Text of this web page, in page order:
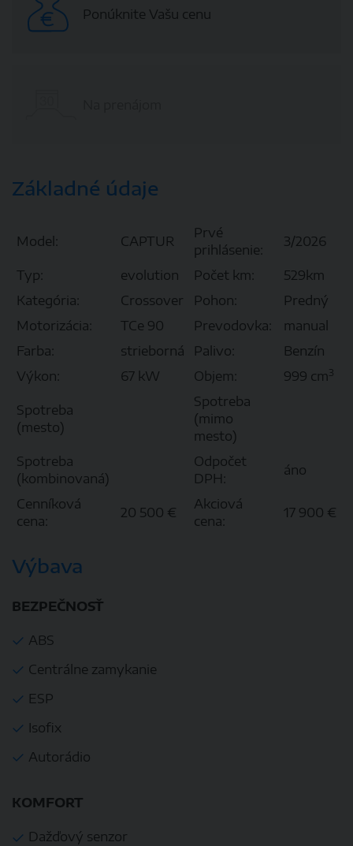
Ponúknite Vašu cenu
Základné údaje
Model: CAPTUR
Prvé
prihlásenie:
3/2026
Typ: evolution Počet km:
529km
Kategória:
Crossover Pohon:
Predný
Motorizácia:
TCe 90 Prevodovka:
manual
Farba:
strieborná Palivo:
Benzín
Výkon:
67 kW Objem: 999 cm3
Spotreba
(mesto)
Spotreba
(mimo
mesto)
Spotreba
(kombinovaná)
Odpočet
DPH:
áno
Cenníková
cena:
20 500 €
Akciová
cena:
17 900 €
Výbava
BEZPEČNOSŤ
ABS
Centrálne zamykanie
ESP
Isofix
Autorádio
KOMFORT
Dažďový senzor